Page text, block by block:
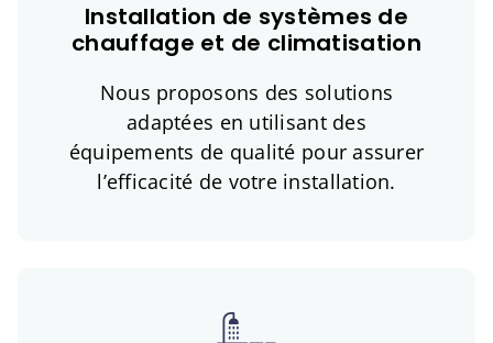
Installation de systèmes de
chauffage et de climatisation
Nous proposons des solutions
adaptées en utilisant des
équipements de qualité pour assurer
l’efficacité de votre installation.